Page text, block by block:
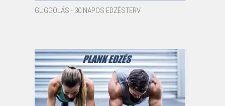
GUGGOLÁS - 30 NAPOS EDZÉSTERV